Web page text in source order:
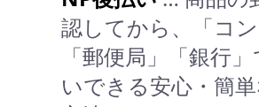
認してから、「コン
「郵便局」「銀行
いできる安心・簡